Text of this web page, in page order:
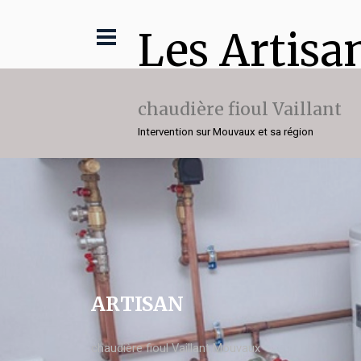
Les
chaudière fioul Vaillant
Intervention sur Mouvaux et sa région
ARTISAN
chaudière fioul Vaillant Mouvaux